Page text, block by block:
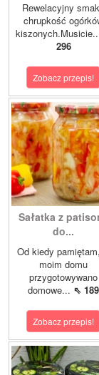
Rewelacyjny
chrupkość
296
Zobacz przepis!
Sałatka z
do...
Od kiedy
moim domu
przygotowywano
domowe... ⇖ 189
Zobacz przepis!